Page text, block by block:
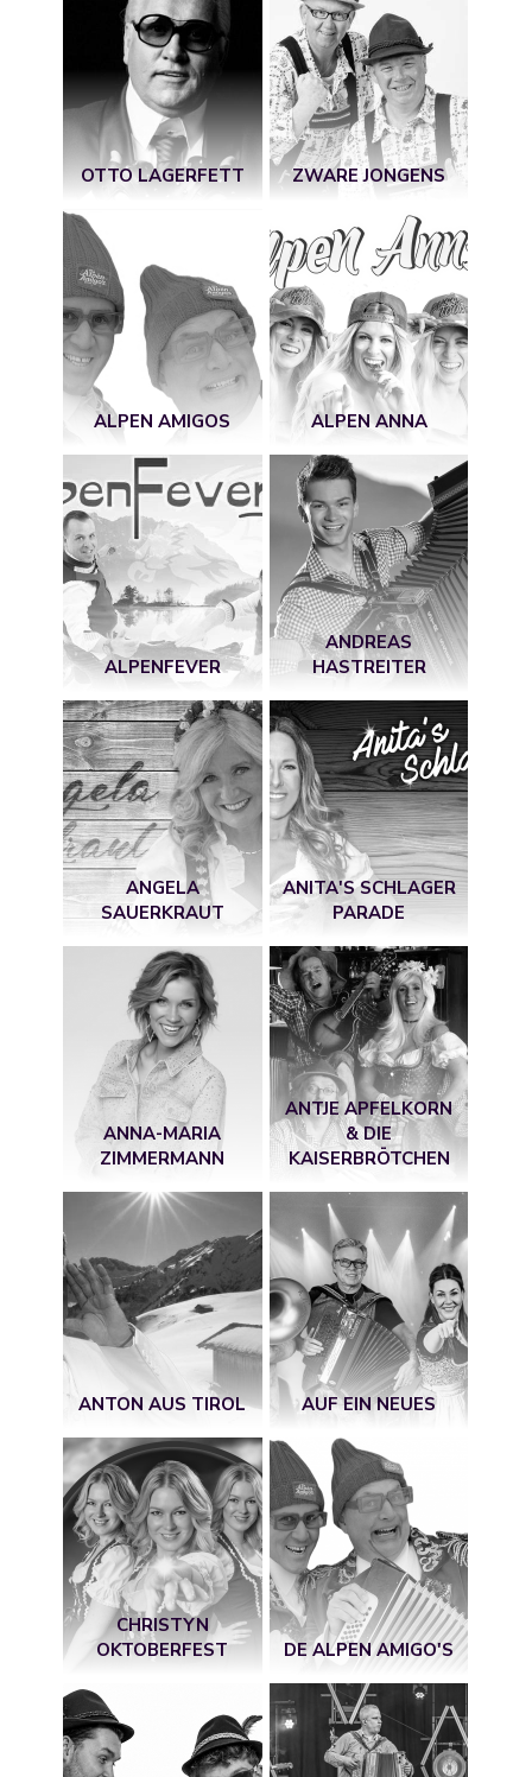
OTTO LAGERFETT ZWARE JONGENS
ALPEN AMIGOS ALPEN ANNA
ALPENFEVER
ANDREAS
HASTREITER
ANGELA
SAUERKRAUT
ANITA'S SCHLAGER
PARADE
ANNA-MARIA
ZIMMERMANN
ANTJE APFELKORN
& DIE
KAISERBRÖTCHEN
ANTON AUS TIROL AUF EIN NEUES
CHRISTYN
OKTOBERFEST
DE ALPEN AMIGO'S